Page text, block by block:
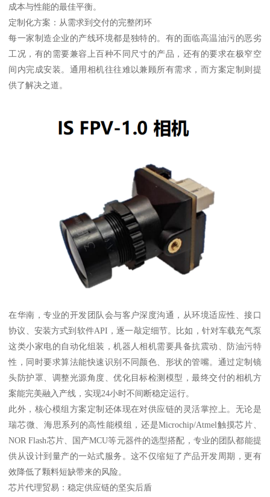
成本与性能的最佳平衡。
定制化方案：从需求到交付的完整闭环
每一家制造企业的产线环境都是独特的。有的面临高温油污的恶劣
工况，有的需要兼容上百种不同尺寸的产品，还有的要求在极窄空
间内完成安装。通用相机往往难以兼顾所有需求，而方案定制则提
供了解决之道。
在华南，专业的开发团队会与客户深度沟通，从环境适应性、接口
协议、安装方式到软件API，逐一敲定细节。比如，针对车载充气泵
这类小家电的自动化组装，机器人相机需要具备抗震动、防油污特
性，同时要求算法能快速识别不同颜色、形状的管嘴。通过定制镜
头防护罩、调整光源角度、优化目标检测模型，最终交付的相机方
案能完美融入产线，实现24小时不间断稳定运行。
此外，核心模组方案定制还体现在对供应链的灵活掌控上。无论是
瑞芯微、海思系列的高性能模组，还是Microchip/Atmel触摸芯片、
NOR Flash芯片、国产MCU等元器件的选型搭配，专业的团队都能提
供从设计到量产的一站式服务。这不仅缩短了产品开发周期，更有
效降低了颗料短缺带来的风险。
芯片代理贸易：稳定供应链的坚实后盾